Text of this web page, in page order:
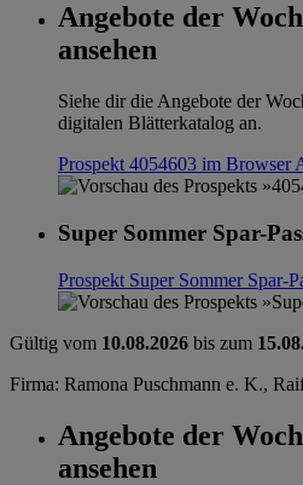
Angebote der
ansehen
Siehe dir die Angebote der
digitalen Blätterkatalog an.
Prospekt 4054603 im Browser
Super Sommer Spar-
Prospekt Super Sommer Spar-
Gültig vom 10.08.2026 bis zum
Firma: Ramona Puschmann e. K.,
Angebote der
ansehen